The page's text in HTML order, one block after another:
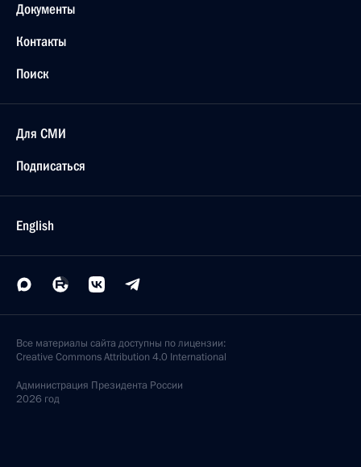
Документы
Контакты
Поиск
Для СМИ
Подписаться
English
Все материалы сайта доступны по лицензии:
Creative Commons Attribution 4.0 International
Администрация Президента России
2026 год